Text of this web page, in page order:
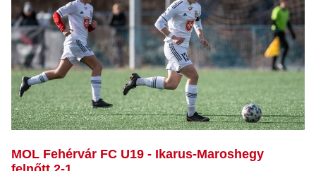
MOL Fehérvár FC U19 - Ikarus-Maroshegy